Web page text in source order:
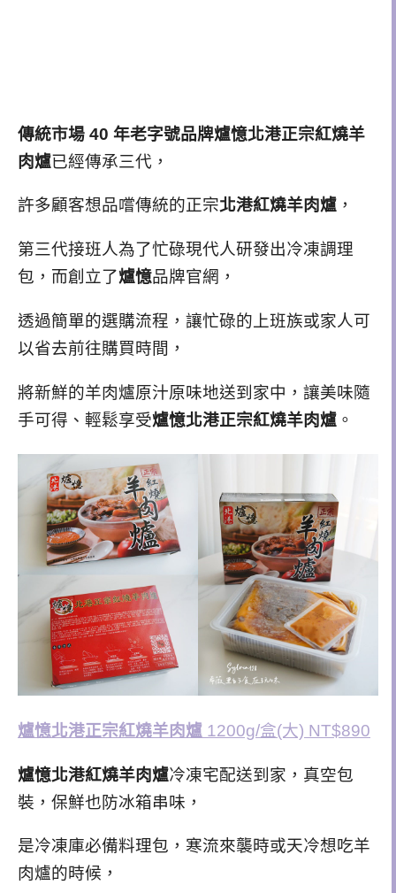
傳統市場 40 年老字號品牌爐憶北港正宗紅燒羊
肉爐已經傳承三代，
許多顧客想品嚐傳統的正宗北港紅燒羊肉爐 ，
第三代接班人為了忙碌現代人研發出冷凍調理
包，而創立了爐憶品牌官網，
透過簡單的選購流程，讓忙碌的上班族或家人可
以省去前往購買時間，
將新鮮的羊肉爐原汁原味地送到家中 ，讓美味隨
手可得、輕鬆享受爐憶北港正宗紅燒羊肉爐 。
爐憶北港正宗紅燒羊肉爐 1200g/盒(大) NT$890
爐憶北港紅燒羊肉爐冷凍宅配送到家，真空包
裝， 保鮮也防冰箱串味，
是冷凍庫必備料理包，寒流來襲時或天冷想吃羊
肉爐的時候，